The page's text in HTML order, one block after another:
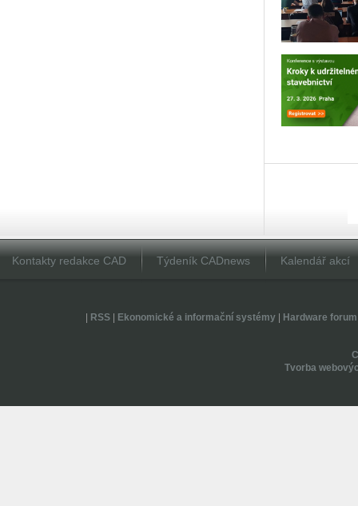
Kontakty redakce CAD Týdeník CADnews Kalendář akcí
RSS| Ekonomické a informační systémy| Hardware forum
Tvorba